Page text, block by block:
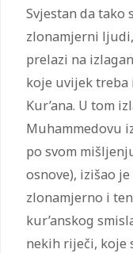
Svjestan da
zlonamjerni
prelazi na
koje uvijek treba
Kur’ana. U tom
Muhammedovu
po svom
osnove), izišao
zlonamjerno i
kur’anskog
nekih riječi, koje